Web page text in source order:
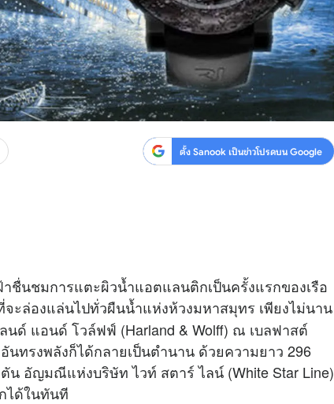
ตั้ง Sanook เป็นข่าวโปรดบน Google
ชื่นชมการแตะผิวน้ำแอตแลนติกเป็นครั้งแรกของเรือ
ะล่องแล่นไปทั่วผืนน้ำแห่งห้วงมหาสมุทร เพียงไม่นาน
นด์ แอนด์ โวล์ฟฟ์ (Harland & Wolff) ณ เบลฟาสต์
ทรงพลังก็ได้กลายเป็นตำนาน ด้วยความยาว 296
น อัญมณีแห่งบริษัท ไวท์ สตาร์ ไลน์ (White Star Line)
ได้ในทันที